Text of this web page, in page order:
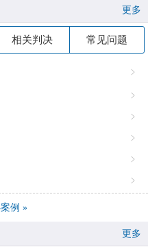
更多
相关判决 常见问题
例 »
更多